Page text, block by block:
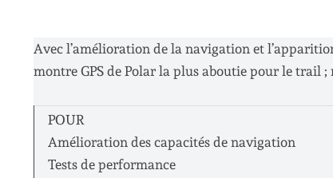
Avec l’amélioration de la navigation et
montre GPS de Polar la plus aboutie pour le trail
POUR
Amélioration des capacités de navigation
Tests de performance